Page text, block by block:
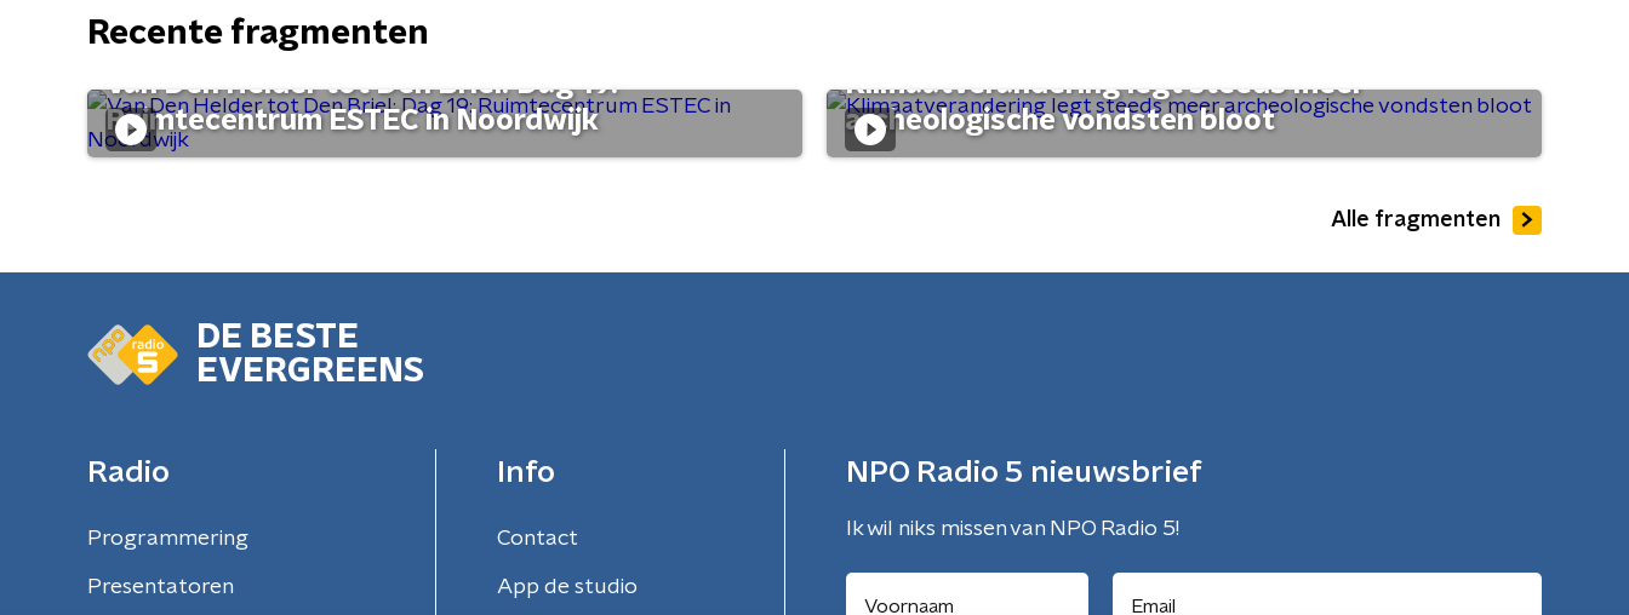
Recente fragmenten
Van Den Helder tot Den Briel: Dag 19:
Ruimtecentrum ESTEC in Noordwijk
Klimaatverandering legt steeds meer
archeologische vondsten bloot
Alle fragmenten
DE BESTE
EVERGREENS
Radio
Programmering
Presentatoren
Info
Contact
App de studio
NPO Radio 5 nieuwsbrief
Ik wil niks missen van NPO Radio 5!